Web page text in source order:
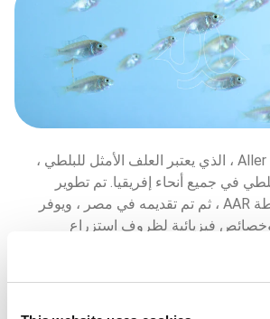
وقد ساهم Aller Parvo EX ، الذي يعتبر العلف الأمثل للبلطي ،
في جميع أنحاء إفريقيا. تم تطوير
العلف واختباره بواسطة AAR ، ثم تم تقديمه في مصر ، ويوفر
وخصائص فيزيائية لظروف استزراع